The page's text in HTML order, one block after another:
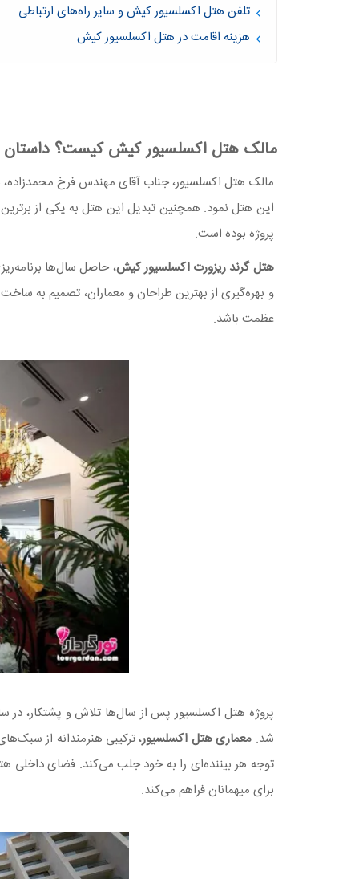
تلفن هتل اکسلسیور کیش و سایر راه‌های ارتباطی
هزینه اقامت در هتل اکسلسیور کیش
مالک هتل اکسلسیور کیش کیست؟ داستان
مالک هتل اکسلسیور، جناب آقای مهندس فرخ
این هتل نمود. همچنین تبدیل این هتل به یکی از
پروژه بوده است.
هتل گرند ریزورت اکسلسیور کیش، حاصل سال‌ها
و بهره‌گیری از بهترین طراحان و معماران، تصمیم به
عظمت باشد.
شد. معماری هتل اکسلسیور، ترکیبی هنرمندانه از
توجه هر بیننده‌ای را به خود جلب می‌کند. فضای داخلی
برای میهمانان فراهم می‌کند.